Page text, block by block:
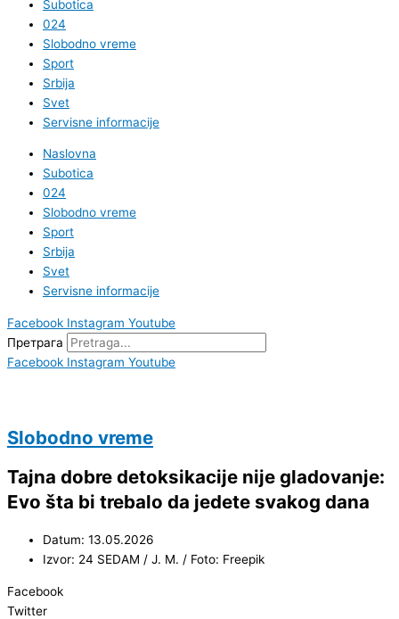
Subotica
024
Slobodno vreme
Sport
Srbija
Svet
Servisne informacije
Naslovna
Subotica
024
Slobodno vreme
Sport
Srbija
Svet
Servisne informacije
Facebook Instagram Youtube
Претрага
Facebook Instagram Youtube
Slobodno vreme
Tajna dobre detoksikacije nije gladovanje:
Evo šta bi trebalo da jedete svakog dana
Datum: 13.05.2026
Izvor: 24 SEDAM / J. M. / Foto: Freepik
Facebook
Twitter